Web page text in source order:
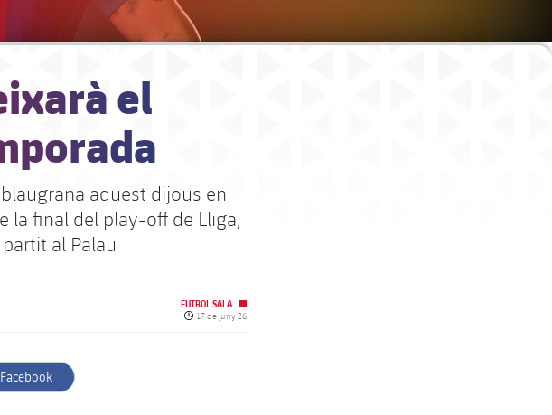
el
aquest dijous en
la final del play-off de Lliga,
al Palau
FUTBOL SALA
Data de publicació
17 de juny 26
label.aria.facebook
Facebook